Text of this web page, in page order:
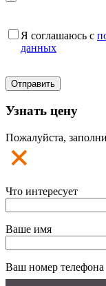
Я соглашаюсь с
данных
Узнать цену
Пожалуйста,
Что интересует
Ваше имя
Ваш номер телефона